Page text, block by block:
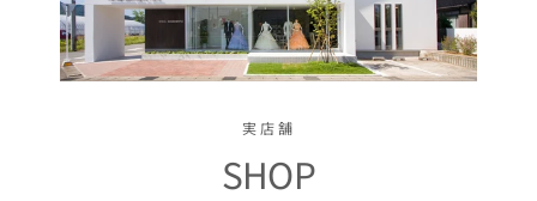
実店舗
SHOP